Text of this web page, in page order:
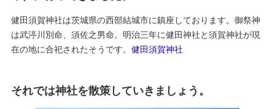
健田須賀神社は茨城県の西部結城市に鎮座しております。御祭神
は武渟川別命、須佐之男命。明治三年に健田神社と須賀神社が現
在の地に合祀されたそうです。 健田須賀神社
それでは神社を散策していきましょう。